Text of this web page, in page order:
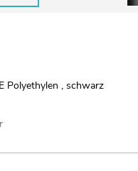
Polyethylen , schwarz